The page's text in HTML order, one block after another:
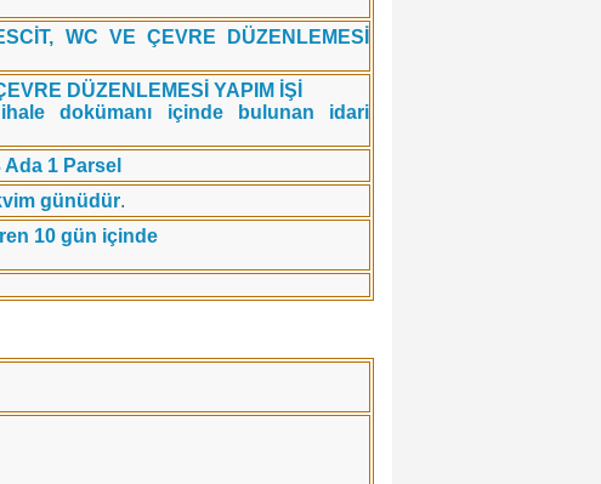
WC VE ÇEVRE DÜZENLEMESİ
DÜZENLEMESİ YAPIM İŞİ
dokümanı içinde bulunan idari
1 Parsel
günüdür.
10 gün içinde